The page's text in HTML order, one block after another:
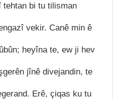
tehtan bi tu tilisman
vekir. Canê min ê
heyîna te, ew ji hev
jînê divejandin, te
Erê, çiqas ku tu